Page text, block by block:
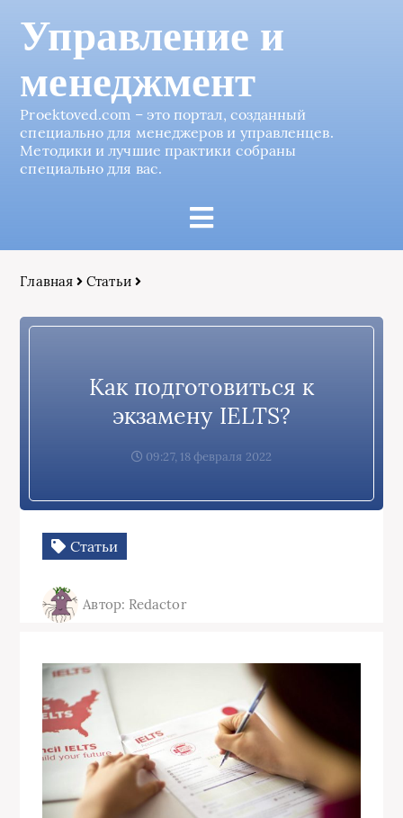
Управление и
менеджмент
Proektoved.com – это портал, созданный
специально для менеджеров и управленцев.
Методики и лучшие практики собраны
специально для вас.
Главная Статьи
Как подготовиться к
экзамену IELTS?
09:27, 18 февраля 2022
Статьи
Автор: Redactor